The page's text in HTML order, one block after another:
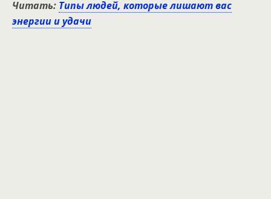
Читать: Типы людей, которые лишают вас
энергии и удачи